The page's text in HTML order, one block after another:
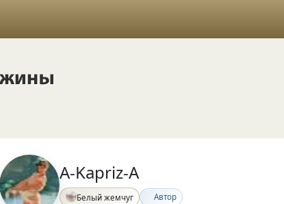
A-Kapriz-A
Белый жемчуг Автор